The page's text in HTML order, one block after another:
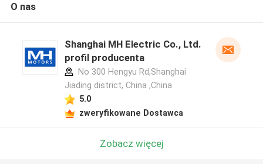
O nas
Shanghai MH Electric Co., Ltd.
profil producenta
No 300 Hengyu Rd,Shanghai
Jiading district, China ,China
5.0
zweryfikowane Dostawca
Zobacz więcej